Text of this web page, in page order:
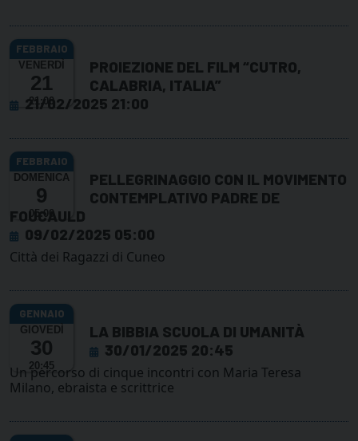
VENERDÌ
21
21:00
PROIEZIONE DEL FILM “CUTRO,
CALABRIA, ITALIA”
21/02/2025 21:00
DOMENICA
9
05:00
PELLEGRINAGGIO CON IL MOVIMENTO
CONTEMPLATIVO PADRE DE
FOUCAULD
09/02/2025 05:00
Città dei Ragazzi di Cuneo
GIOVEDÌ
30
20:45
LA BIBBIA SCUOLA DI UMANITÀ
30/01/2025 20:45
Un percorso di cinque incontri con Maria Teresa
Milano, ebraista e scrittrice